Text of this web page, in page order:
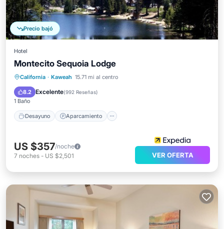
Precio bajó
Hotel
Montecito Sequoia Lodge
California · Kaweah 15.71 mi al centro
8.2 Excelente(992 Reseñas)
1 Baño
Desayuno Aparcamiento
Desayuno Aparcamiento
Balcón/Terraza
US $357/noche
7 noches - US $2,501 VER OFERTA